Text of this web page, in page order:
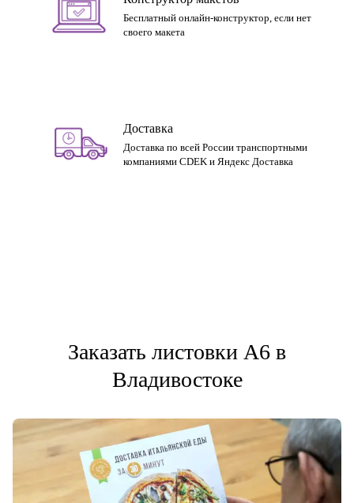
Бесплатный онлайн-конструктор, если нет
своего макета
Доставка
Доставка по всей России транспортными
компаниями CDEK и Яндекс Доставка
Заказать листовки А6 в
Владивостоке